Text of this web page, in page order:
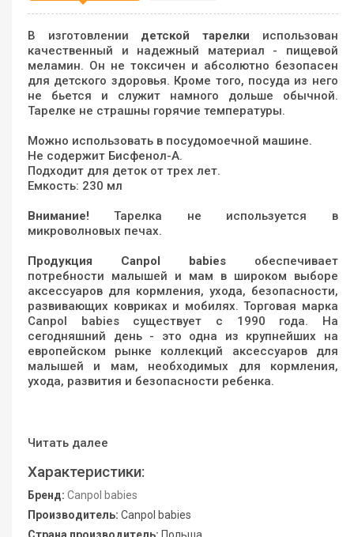
В изготовлении детской тарелки использован
качественный и надежный материал - пищевой
меламин. Он не токсичен и абсолютно безопасен
для детского здоровья. Кроме того, посуда из него
не бьется и служит намного дольше обычной.
Тарелке не страшны горячие температуры.
Можно использовать в посудомоечной машине.
Не содержит Бисфенол-А.
Подходит для деток от трех лет.
Емкость: 230 мл
Внимание! Тарелка не используется в
микроволновых печах.
Продукция Сanpol babiesобеспечивает
потребности малышей и мам в широком выборе
аксессуаров для кормления, ухода, безопасности,
развивающих ковриках и мобилях. Торговая марка
Canpol babies существует с 1990 года. На
сегодняшний день - это одна из крупнейших на
европейском рынке коллекций аксессуаров для
малышей и мам, необходимых для кормления,
ухода, развития и безопасности ребенка.
Читать далее
Характеристики:
Бренд: Canpol babies
Производитель: Canpol babies